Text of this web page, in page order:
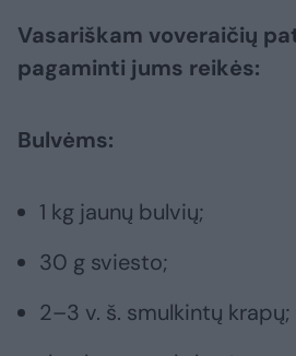
Vasariškam voveraičių
pagaminti jums reikės:
Bulvėms:
1 kg jaunų bulvių;
30 g sviesto;
2–3 v. š. smulkintų krapų;